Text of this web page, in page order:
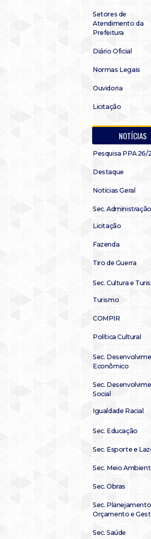
Setores de
Atendimento da
Prefeitura
Diário Oficial
Normas Legais
Ouvidoria
Licitação
NOTÍCIAS
Pesquisa PPA 26/
Destaque
Notícias Geral
Sec. Administração
Licitação
Fazenda
Tiro de Guerra
Sec. Cultura e
Turismo
COMPIR
Política Cultural
Sec.
Econômico
Sec.
Social
Igualdade Racial
Sec. Educação
Sec. Esporte e
Sec. Meio
Sec. Obras
Sec.
Orçamento e
Sec. Saúde